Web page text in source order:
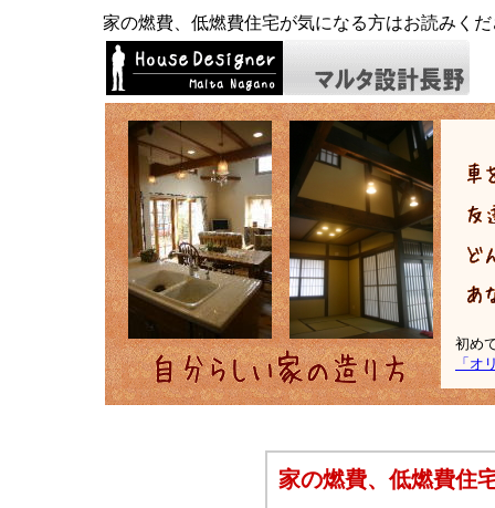
家の燃費、低燃費住宅が気になる方はお読みく
初め
「オ
家の燃費、低燃費住